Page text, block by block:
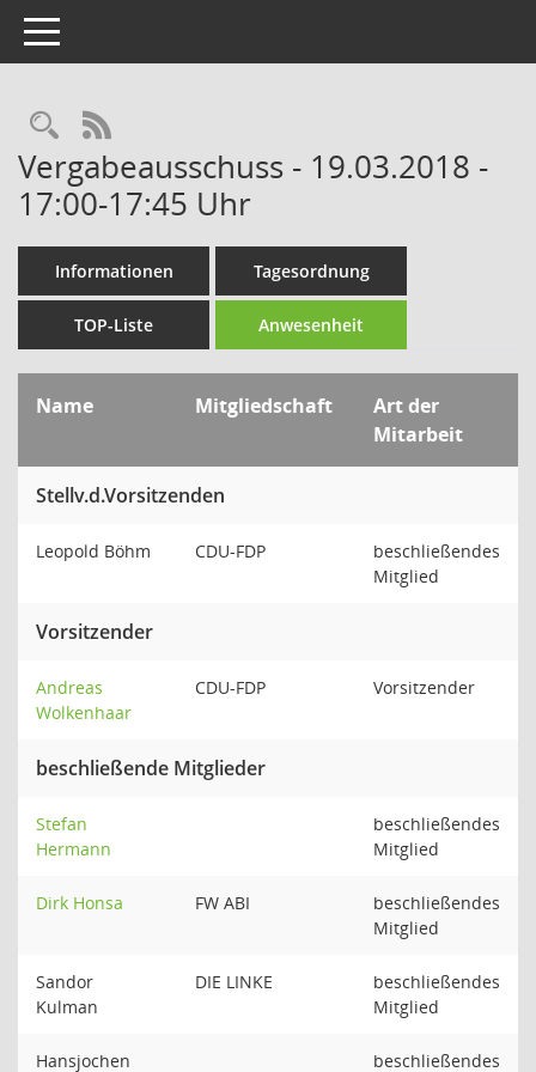
Toggle navigation
Rechercheauswahl
RSS-Feed
Vergabeausschuss - 19.03.2018 -
17:00-17:45 Uhr
Informationen Tagesordnung
TOP-Liste Anwesenheit
Name Mitgliedschaft
Art der
Mitarbeit
Stellv.d.Vorsitzenden
Leopold Böhm CDU-FDP
beschließendes
Mitglied
Vorsitzender
Andreas
Wolkenhaar
CDU-FDP Vorsitzender
beschließende Mitglieder
Stefan
Hermann
beschließendes
Mitglied
Dirk Honsa FW ABI
beschließendes
Mitglied
Sandor
Kulman
DIE LINKE
beschließendes
Mitglied
Hansjochen beschließendes